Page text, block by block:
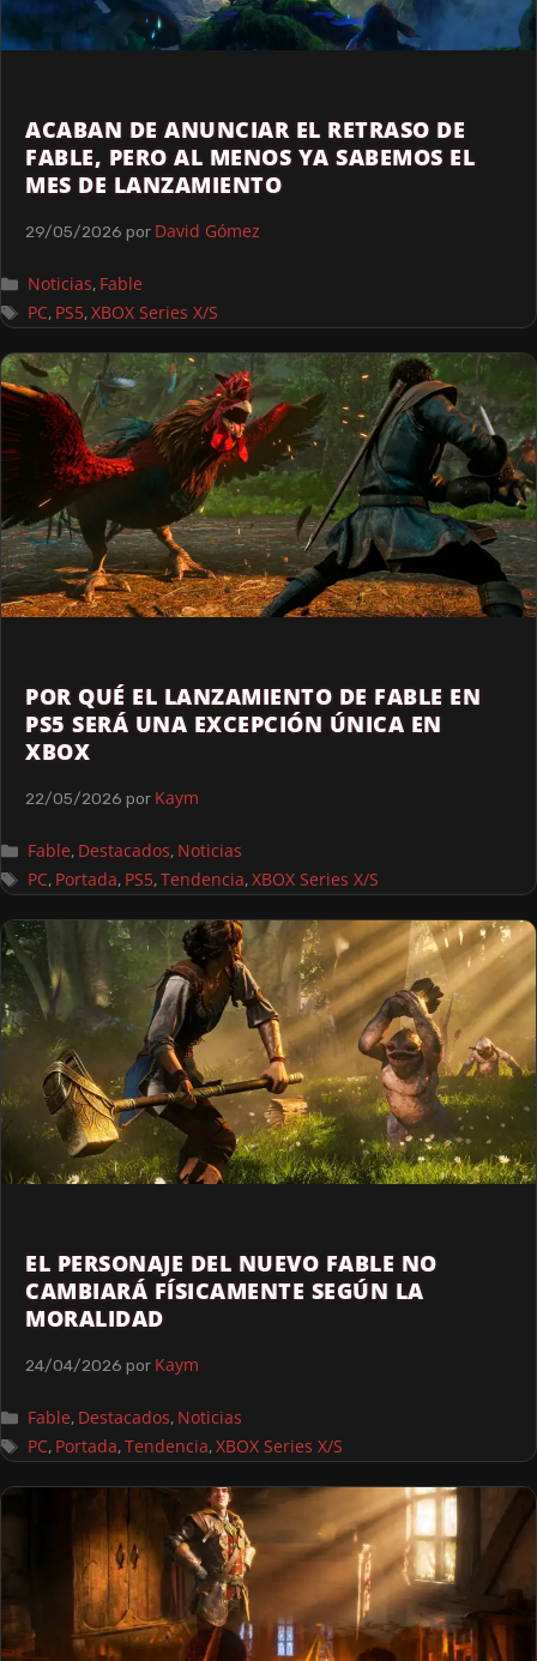
ACABAN DE ANUNCIAR EL RETRASO DE
FABLE, PERO AL MENOS YA SABEMOS EL
MES DE LANZAMIENTO
29/05/2026 por David Gómez
Noticias, Fable
PC, PS5,XBOX Series X/S
POR QUÉ EL LANZAMIENTO DE FABLE EN
PS5 SERÁ UNA EXCEPCIÓN ÚNICA EN
XBOX
22/05/2026 por Kaym
Fable, Destacados, Noticias
PC, Portada, PS5,Tendencia,XBOX Series X/S
EL PERSONAJE DEL NUEVO FABLE NO
CAMBIARÁ FÍSICAMENTE SEGÚN LA
MORALIDAD
24/04/2026 por Kaym
Fable, Destacados, Noticias
PC, Portada,Tendencia,XBOX Series X/S